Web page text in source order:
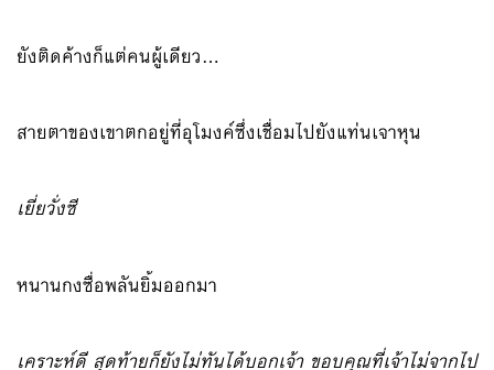
ยังติดค้างก็แต่คนผู้เดียว…
สายตาของเขาตกอยู่ที่อุโมงค์ซึ่งเชื่อมไปยังแท่นเจาหุน
เยี่ยวั่งซี
หนานกงซื่อพลันยิ้มออกมา
เคราะห์ดี สุดท้ายก็ยังไม่ทันได้บอกเจ้า ขอบคุณที่เจ้าไม่จากไป